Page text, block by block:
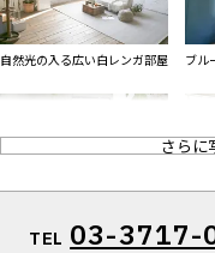
[R]studioについて
お知らせ
お問い合わせ
自然光の入る広い白レンガ部屋 ブル
ナチュラルなモルタル壁のリビ
ングのように
カフ
さらに
TEL 03-3717-